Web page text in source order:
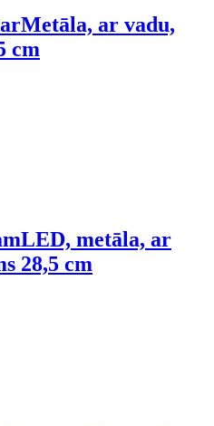
Metāla, ar vadu,
cm
LED, metāla, ar
28,5 cm